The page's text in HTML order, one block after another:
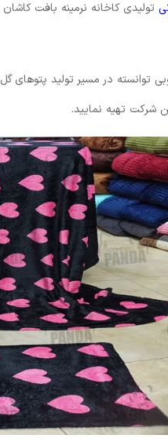
تولیدی کاخانه نرمینه بافت
توانسته در مسیر تولید
شرکت تهیه نمایید.